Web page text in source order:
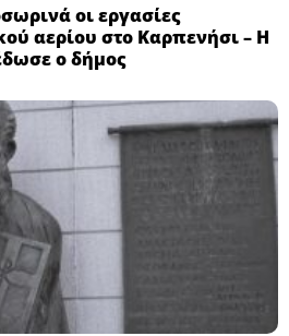
οι εργασίες
αερίου στο Καρπενήσι – Η
ο δήμος